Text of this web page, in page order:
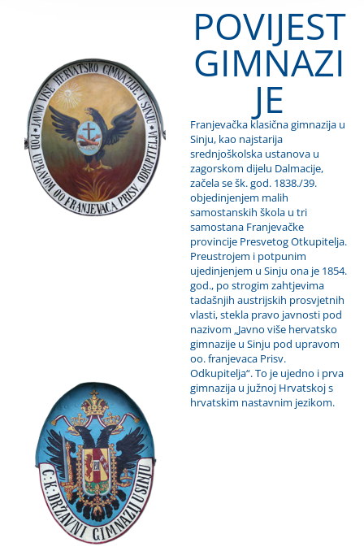
POVIJEST
GIMNAZI
JE
Franjevačka klasična gimnazija u
Sinju, kao najstarija
srednjoškolska ustanova u
zagorskom dijelu Dalmacije,
začela se šk. god. 1838./39.
objedinjenjem malih
samostanskih škola u tri
samostana Franjevačke
provincije Presvetog Otkupitelja.
Preustrojem i potpunim
ujedinjenjem u Sinju ona je 1854.
god., po strogim zahtjevima
tadašnjih austrijskih prosvjetnih
vlasti, stekla pravo javnosti pod
nazivom „Javno više hervatsko
gimnazije u Sinju pod upravom
oo. franjevaca Prisv.
Odkupitelja“. To je ujedno i prva
gimnazija u južnoj Hrvatskoj s
hrvatskim nastavnim jezikom.